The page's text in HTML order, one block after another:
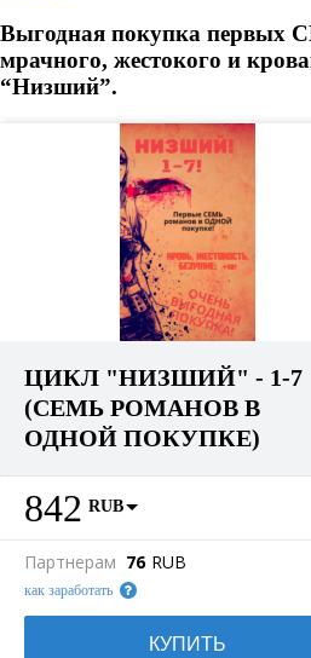
Выгодная покупка первых
мрачного, жестокого и
“Низший”.
ЦИКЛ "НИЗШИЙ" - 1-7
(СЕМЬ РОМАНОВ В
ОДНОЙ ПОКУПКЕ)
842 RUB
Партнерам 76 RUB
как заработать
КУПИТЬ